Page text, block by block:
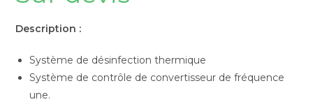
Description :
Système de désinfection thermique
Système de contrôle de convertisseur de fréquence
une.